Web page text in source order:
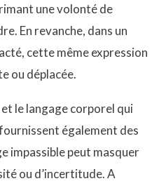
une volonté de
En revanche, dans un
cette même expression
ou déplacée.
et le langage corporel qui
également des
impassible peut masquer
ou d’incertitude. A